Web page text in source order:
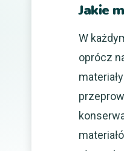
Jakie
W
oprócz